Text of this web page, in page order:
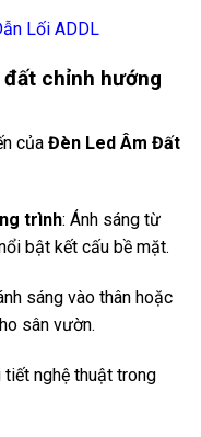
Lối ADDL
chỉnh hướng
của Đèn Led Âm Đất
trình: Ánh sáng từ
bật kết cấu bề mặt.
sáng vào thân hoặc
sân vườn.
tiết nghệ thuật trong